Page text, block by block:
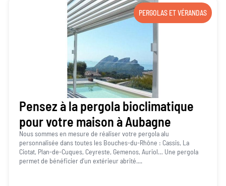
PERGOLAS ET VÉRANDAS
Pensez à la pergola bioclimatique
pour votre maison à Aubagne
Nous sommes en mesure de réaliser votre pergola alu
personnalisée dans toutes les Bouches-du-Rhône : Cassis, La
Ciotat, Plan-de-Cuques, Ceyreste, Gemenos, Auriol… Une pergola
permet de bénéficier d’un extérieur abrité....